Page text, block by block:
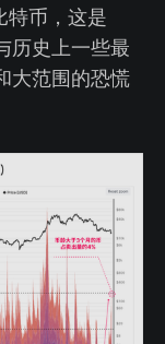
特币，这是
历史上一些最
大范围的恐慌